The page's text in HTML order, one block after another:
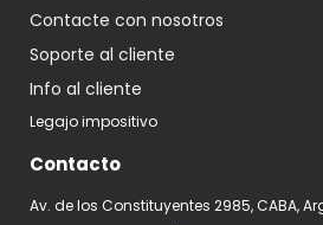
Contacte con nosotros
Soporte al cliente
Info al cliente
Legajo impositivo
Contacto
Av. de los Constituyentes 2985, CABA,